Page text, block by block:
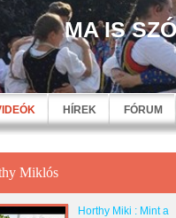
MA IS
HÍREK FÓRUM
Miklós
Horthy Miki : Mint a